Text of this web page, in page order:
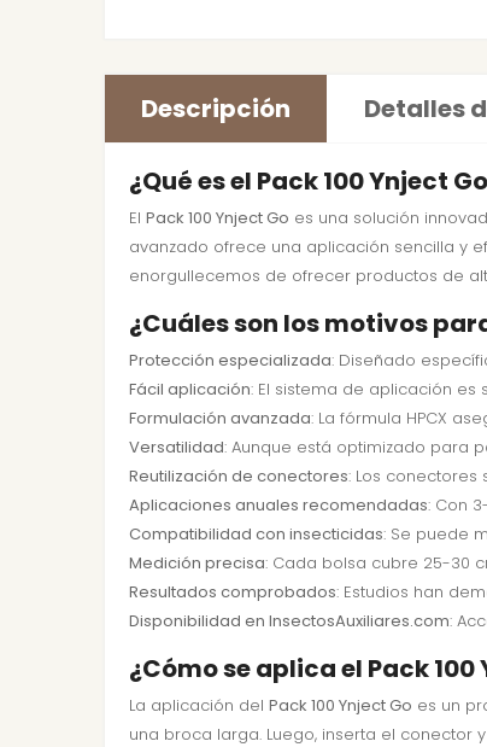
Descripción Detalles
¿Qué es el Pack 100 Ynject
El Pack 100 Ynject Go es una solución
avanzado ofrece una aplicación sencilla y
enorgullecemos de ofrecer productos de
¿Cuáles son los motivos
Protección especializada: Diseñado
Fácil aplicación: El sistema de aplicación
Formulación avanzada: La fórmula HPCX
Versatilidad: Aunque está optimizado para
Reutilización de conectores: Los
Aplicaciones anuales recomendadas: Con
Compatibilidad con insecticidas: Se puede
Medición precisa: Cada bolsa cubre 25-30
Resultados comprobados: Estudios han
Disponibilidad en InsectosAuxiliares.com:
¿Cómo se aplica el Pack
La aplicación del Pack 100 Ynject Go es un
una broca larga. Luego, inserta el conector